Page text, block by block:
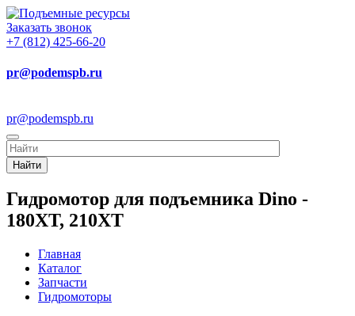
Заказать звонок
+7 (812) 425-66-20
pr@podemspb.ru
pr@podemspb.ru
Найти
Гидромотор для подъемника Dino -
180XT, 210XT
Главная
Каталог
Запчасти
Гидромоторы